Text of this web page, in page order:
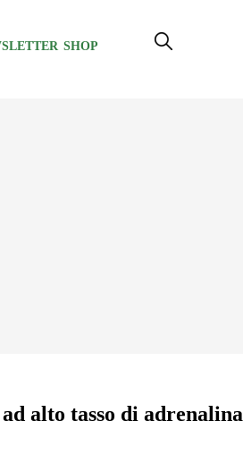
SHOP
alto tasso di adrenalina